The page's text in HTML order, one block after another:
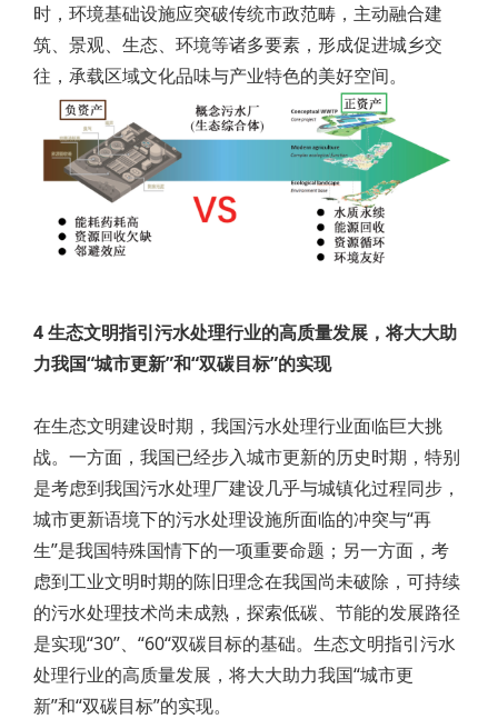
时，环境基础设施应突破传统市政范畴，主动融合建
筑、景观、生态、环境等诸多要素，形成促进城乡交
往，承载区域文化品味与产业特色的美好空间。
4 生态文明指引污水处理行业的高质量发展，将大大助
力我国“城市更新”和“双碳目标”的实现
在生态文明建设时期，我国污水处理行业面临巨大挑
战。一方面，我国已经步入城市更新的历史时期，特别
是考虑到我国污水处理厂建设几乎与城镇化过程同步，
城市更新语境下的污水处理设施所面临的冲突与“再
生”是我国特殊国情下的一项重要命题；另一方面，考
虑到工业文明时期的陈旧理念在我国尚未破除，可持续
的污水处理技术尚未成熟，探索低碳、节能的发展路径
是实现“30”、“60“双碳目标的基础。生态文明指引污水
处理行业的高质量发展，将大大助力我国“城市更
新”和“双碳目标”的实现。